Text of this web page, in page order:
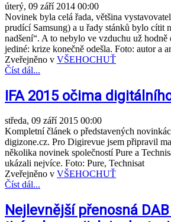
úterý, 09 září 2014 00:00
Novinek byla celá řada, většina
prudící Samsung) a u řady stánků bylo cítit
nadšení“. A to nebylo ve vzduchu už
jediné: krize konečně odešla. Foto: autor a
Zveřejněno v VŠEHOCHUŤ
Číst dál...
IFA 2015 očima
středa, 09 září 2015 00:00
Kompletní článek o představených
digizone.cz. Pro Digirevue jsem připravil
několika novinek společností Pure a
ukázali nejvíce. Foto: Pure, Technisat
Zveřejněno v VŠEHOCHUŤ
Číst dál...
Nejlevnější přenosná